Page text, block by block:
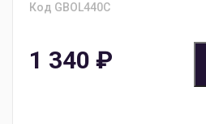
Код GBOL440C
1 340 ₽